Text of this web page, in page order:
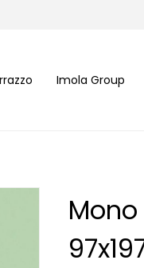
Imola Group